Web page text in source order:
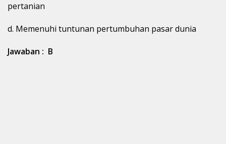
pertanian
d. Memenuhi tuntunan pertumbuhan pasar dunia
Jawaban : B